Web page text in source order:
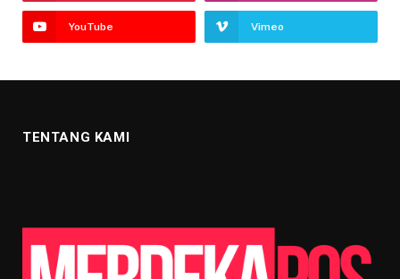
YouTube Vimeo
TENTANG KAMI